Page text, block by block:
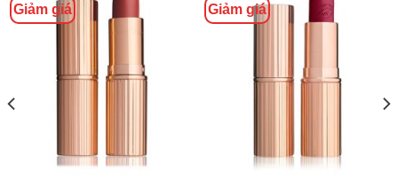
Giảm giá Giảm giá